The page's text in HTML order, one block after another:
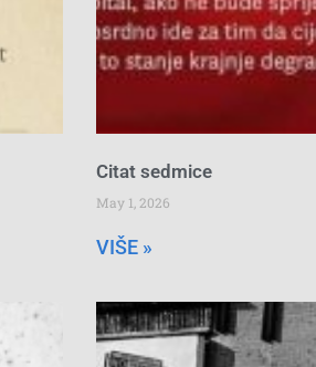
Citat sedmice
May 1, 2026
VIŠE »